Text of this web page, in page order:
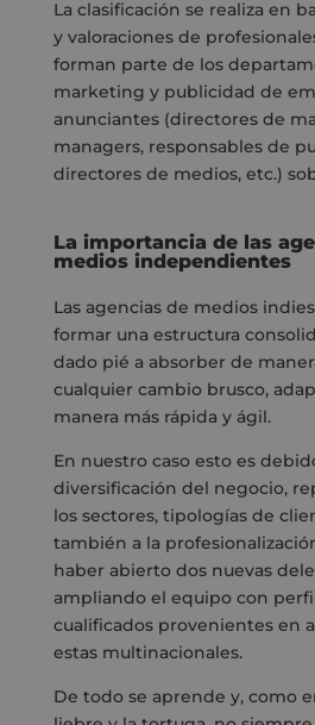
La clasificación se realiza en
y valoraciones de
forman parte de los
marketing y publicidad de
anunciantes (directores de
managers, responsables de
directores de medios, etc.)
La importancia de las
medios independientes
Las agencias de medios
formar una estructura
dado pié a absorber de
cualquier cambio brusco,
manera más rápida y ágil.
En nuestro caso esto es
diversificación del negocio,
los sectores, tipologías de
también a la
haber abierto dos nuevas
ampliando el equipo con
cualificados provenientes en
estas multinacionales.
De todo se aprende y, como